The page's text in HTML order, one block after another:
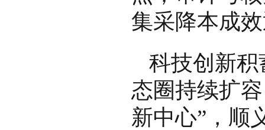
集采降本成
科技创新
态圈持续扩
新中心”，顺